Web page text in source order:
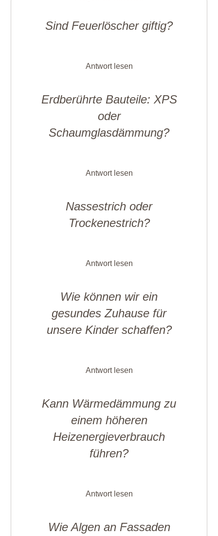
Sind Feuerlöscher giftig?
Antwort lesen
Erdberührte Bauteile: XPS
oder
Schaumglasdämmung?
Antwort lesen
Nassestrich oder
Trockenestrich?
Antwort lesen
Wie können wir ein
gesundes Zuhause für
unsere Kinder schaffen?
Antwort lesen
Kann Wärmedämmung zu
einem höheren
Heizenergieverbrauch
führen?
Antwort lesen
Wie Algen an Fassaden